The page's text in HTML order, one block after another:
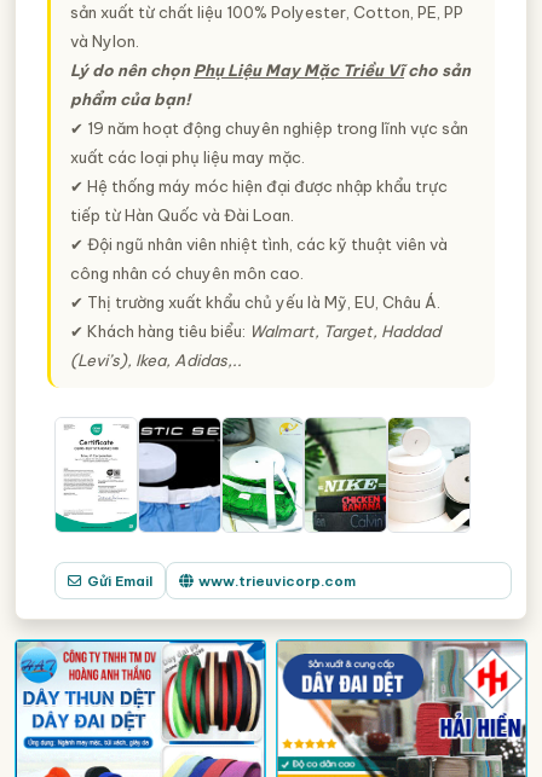
sản xuất từ chất liệu 100% Polyester, Cotton, PE, PP
và Nylon.
Lý do nên chọnPhụ Liệu May Mặc Triều Vĩcho sản
phẩm của bạn!
✔ 19 năm hoạt động chuyên nghiệp trong lĩnh vực sản
xuất các loại phụ liệu may mặc.
✔ Hệ thống máy móc hiện đại được nhập khẩu trực
tiếp từ Hàn Quốc và Đài Loan.
✔ Đội ngũ nhân viên nhiệt tình, các kỹ thuật viên và
công nhân có chuyên môn cao.
✔ Thị trường xuất khẩu chủ yếu là Mỹ, EU, Châu Á.
✔ Khách hàng tiêu biểu: Walmart, Target, Haddad
(Levi’s), Ikea, Adidas,..
Gửi Email www.trieuvicorp.com